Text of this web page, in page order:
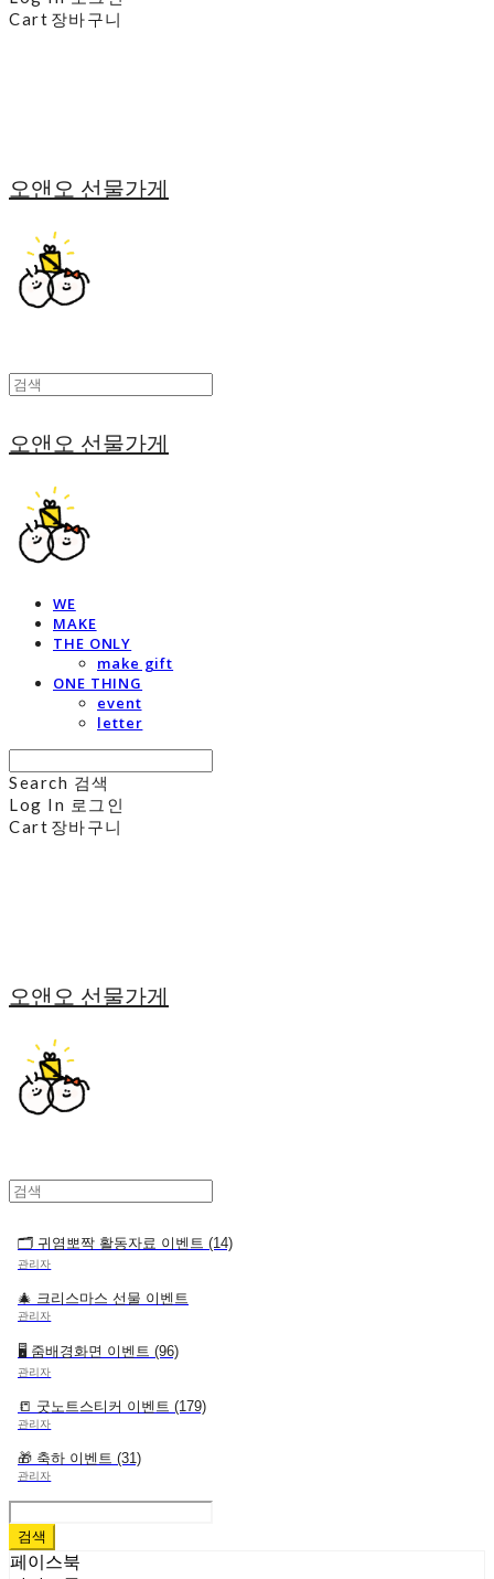
Cart 장바구니
오앤오 선물가게
오앤오 선물가게
WE
MAKE
THE ONLY
make gift
ONE THING
event
letter
Search 검색
Log In 로그인
Cart 장바구니
오앤오 선물가게
🗂 귀염뽀짝 활동자료 이벤트 (14)
관리자
🎄 크리스마스 선물 이벤트
관리자
🖥 줌배경화면 이벤트 (96)
관리자
📒 굿노트스티커 이벤트 (179)
관리자
🎁 축하 이벤트 (31)
관리자
검색
페이스북